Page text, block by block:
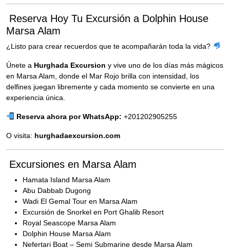
Reserva Hoy Tu Excursión a Dolphin House
Marsa Alam
¿Listo para crear recuerdos que te acompañarán toda la vida?
Únete a Hurghada Excursion y vive uno de los días más mágicos
en Marsa Alam, donde el Mar Rojo brilla con intensidad, los
delfines juegan libremente y cada momento se convierte en una
experiencia única.
Reserva ahora por WhatsApp: +201202905255
O visita: hurghadaexcursion.com
Excursiones en Marsa Alam
Hamata Island Marsa Alam
Abu Dabbab Dugong
Wadi El Gemal Tour en Marsa Alam
Excursión de Snorkel en Port Ghalib Resort
Royal Seascope Marsa Alam
Dolphin House Marsa Alam
Nefertari Boat – Semi Submarine desde Marsa Alam